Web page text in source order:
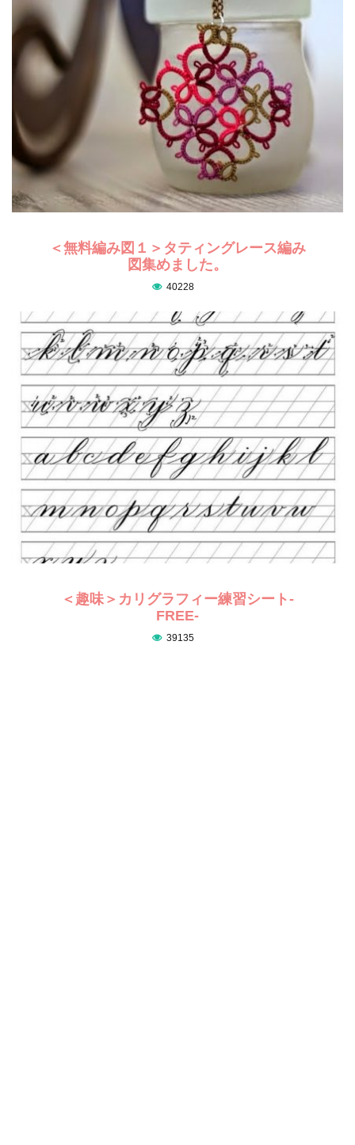
＜無料編み図１＞タティングレース編み
図集めました。
40228
＜趣味＞カリグラフィー練習シート-
FREE-
39135